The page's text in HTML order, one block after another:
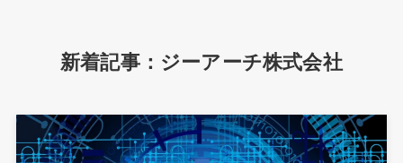
新着記事：ジーアーチ株式会社